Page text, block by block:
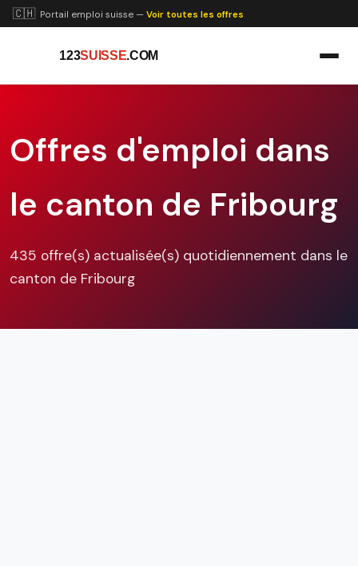
🇨🇭Portail emploi suisse — Voir toutes les offres
123SUISSE .COM
Offres d'emploi dans
le canton de Fribourg
435 offre(s) actualisée(s) quotidiennement dans le
canton de Fribourg